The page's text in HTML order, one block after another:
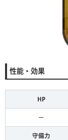
性能・効果
HP
ー
守備力